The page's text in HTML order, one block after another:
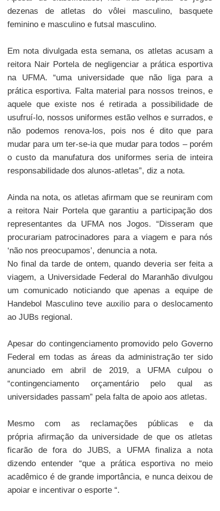
dezenas de atletas do vôlei masculino, basquete
feminino e masculino e futsal masculino.
Em nota divulgada esta semana, os atletas acusam a
reitora Nair Portela de negligenciar a prática esportiva
na UFMA. “uma universidade que não liga para a
prática esportiva. Falta material para nossos treinos, e
aquele que existe nos é retirada a possibilidade de
usufruí-lo, nossos uniformes estão velhos e surrados, e
não podemos renova-los, pois nos é ditoque para
mudar para um ter-se-ia que mudar para todos – porém
o custo da manufatura dos uniformes seria de inteira
responsabilidade dos alunos-atletas”, diz a nota.
Ainda na nota, os atletas afirmam que se reuniram com
a reitora Nair Portela que garantiua participação dos
representantes da UFMA nos Jogos. “Disseram que
procurariam patrocinadores para a viagem e para nós
‘não nos preocupamos’, denuncia a nota.
No final da tarde de ontem, quando deveria ser feita a
viagem, a Universidade Federal do Maranhão divulgou
um comunicado noticiando que apenas a equipe de
Handebol Masculino teve auxilio para o deslocamento
ao JUBs regional.
Apesar do contingenciamento promovido pelo Governo
Federal em todas as áreas da administração ter sido
anunciado em abril de 2019, a UFMA culpou o
“contingenciamento orçamentário pelo qual as
universidades passam” pela falta de apoio aos atletas.
Mesmo com as reclamações públicas e da
própria afirmação da universidade de que os atletas
ficarão de fora do JUBS, a UFMA finaliza a nota
dizendo entender “que a práticaesportiva no meio
acadêmico é de grande importância, e nunca deixou de
apoiar e incentivar o esporte “.